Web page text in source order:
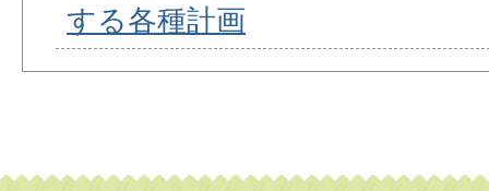
する各種計画